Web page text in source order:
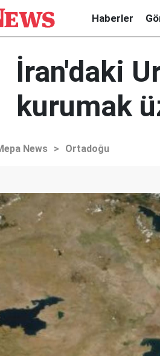
Haberler
İran'daki
kurumak
News > Ortadoğu